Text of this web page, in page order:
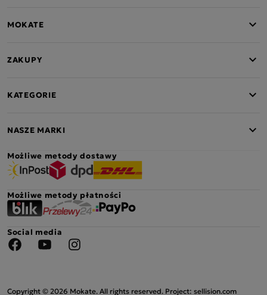
MOKATE
ZAKUPY
KATEGORIE
NASZE MARKI
Możliwe metody dostawy
Możliwe metody płatności
Social media
Copyright © 2026 Mokate. All rights reserved. Project: sellision.com